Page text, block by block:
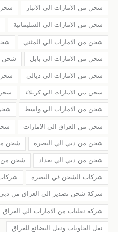
شحن من الامارات الي الانبار شحن
شحن من الامارات الي السليمانية
شحن من الامارات الي المثني
شحن من الامارات الي بابل شحن
شحن من الامارات الي ديالي شحن
شحن من الامارات الي كربلاء
شحن من الامارات الي واسط
شحن من العراق الي الامارات
شحن من دبي الي البصرة شحن
شحن من دبي الي بغداد شحن من
شركات الشحن في البصرة
شركة شحن تصدير الي العراق من دبي
شركة نقليات من الامارات الي العراق
نقل الحاويات ونقل البضائع للعراق